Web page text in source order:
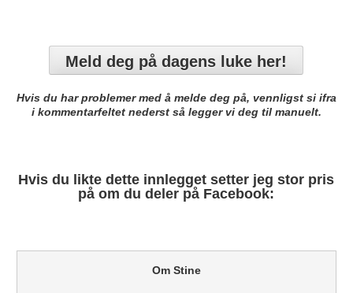
Meld deg på dagens luke her!
Hvis du har problemer med å melde deg på, vennligst si ifra
i kommentarfeltet nederst så legger vi deg til manuelt.
Hvis du likte dette innlegget setter jeg stor pris
på om du deler på Facebook:
Om Stine